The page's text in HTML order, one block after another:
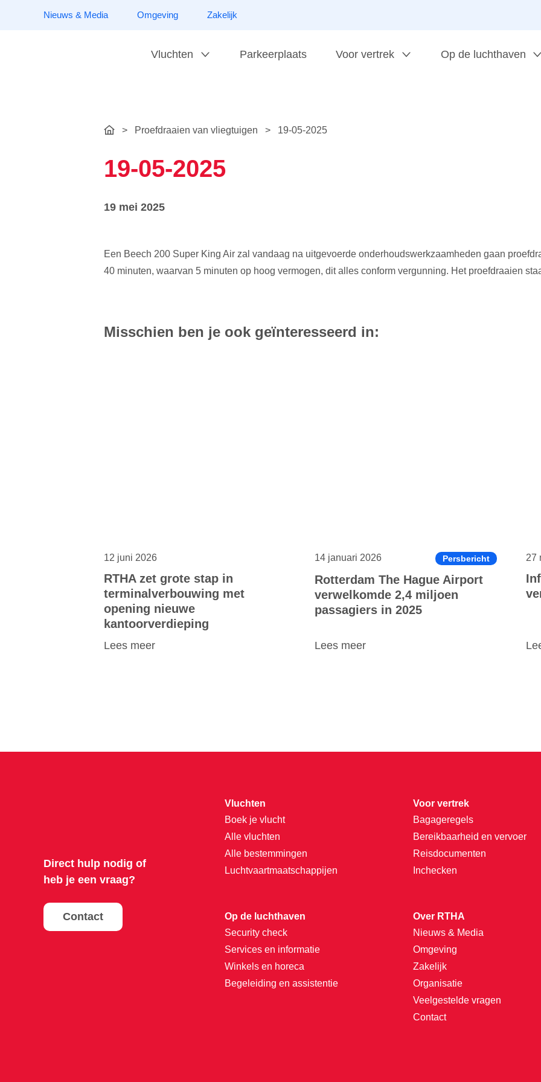
Nieuws & Media Omgeving Zakelijk
Vluchten Parkeerplaats Voor vertrek Op de luchthaven
> Proefdraaien van vliegtuigen > 19-05-2025
19-05-2025
19 mei 2025
Een Beech 200 Super King Air zal vandaag na uitgevoerde onderhoudswerkzaamheden gaan
40 minuten, waarvan 5 minuten op hoog vermogen, dit alles conform vergunning. Het proefdraaien
Misschien ben je ook geïnteresseerd in:
12 juni 2026
RTHA zet grote stap in
terminalverbouwing met
opening nieuwe
kantoorverdieping
Lees meer
14 januari 2026 Persbericht
Rotterdam The Hague Airport
verwelkomde 2,4 miljoen
passagiers in 2025
Lees meer
27
Direct hulp nodig of
heb je een vraag?
Contact
Vluchten
Boek je vlucht
Alle vluchten
Alle bestemmingen
Luchtvaartmaatschappijen
Voor vertrek
Bagageregels
Bereikbaarheid en vervoer
Reisdocumenten
Inchecken
Op de luchthaven
Security check
Services en informatie
Winkels en horeca
Begeleiding en assistentie
Over RTHA
Nieuws & Media
Omgeving
Zakelijk
Organisatie
Veelgestelde vragen
Contact